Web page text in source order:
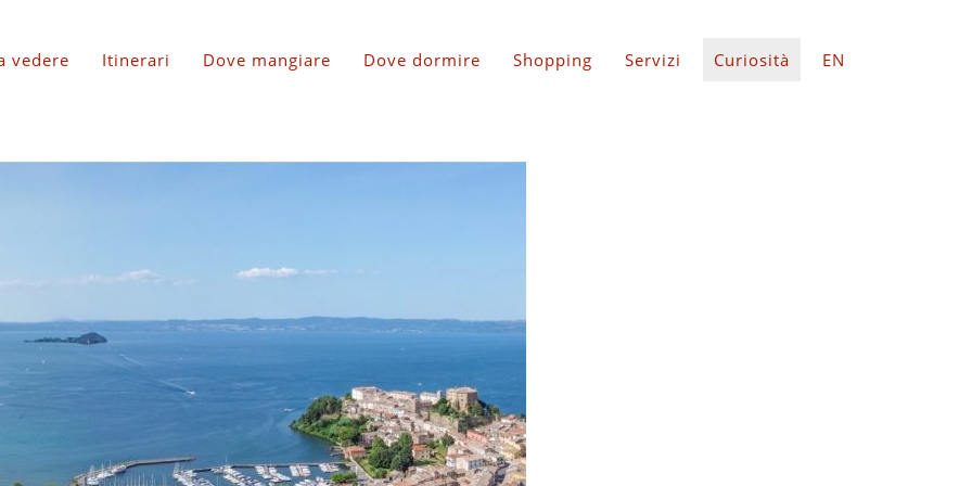
vedere Itinerari Dove mangiare Dove dormire Shopping Servizi Curiosità EN